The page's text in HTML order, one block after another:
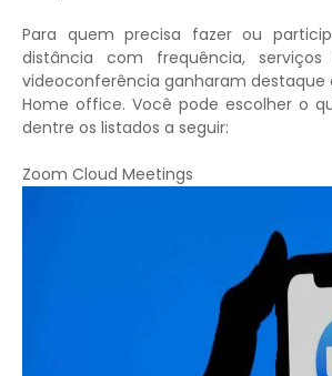
Para quem precisa fazer ou
distância com frequência,
videoconferência ganharam
Home office. Você pode escolher o
dentre os listados a seguir:
Zoom Cloud Meetings